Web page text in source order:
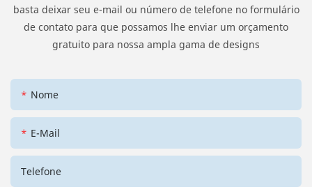
basta deixar seu e-mail ou número de telefone no formulário
de contato para que possamos lhe enviar um orçamento
gratuito para nossa ampla gama de designs
Nome
E-Mail
Telefone